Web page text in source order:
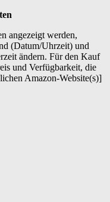
angezeigt werden,
(Datum/Uhrzeit) und
ändern. Für den Kauf
und Verfügbarkeit, die
Amazon-Website(s)]